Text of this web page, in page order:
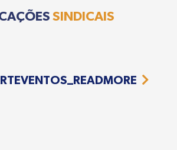
SINDICAIS